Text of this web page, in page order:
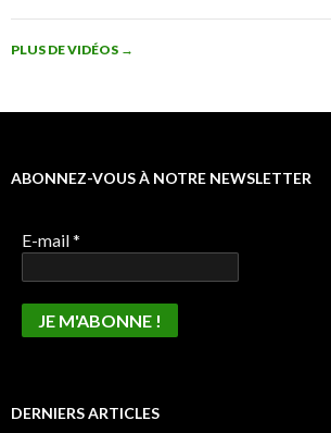
PLUS DE VIDÉOS →
ABONNEZ-VOUS À NOTRE NEWSLETTER
E-mail*
DERNIERS ARTICLES